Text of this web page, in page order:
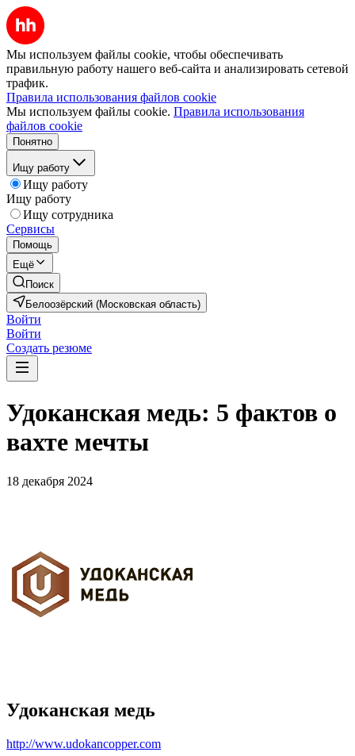
Мы используем файлы cookie, чтобы обеспечивать
правильную работу нашего веб-сайта и анализировать сетевой
трафик.
Правила использования файлов cookie
Мы используем файлы cookie. Правила использования
файлов cookie
Понятно
Ищу работу
Ищу работу
Ищу работу
Ищу сотрудника
Сервисы
Помощь
Ещё
Поиск
Белоозёрский (Московская область)
Войти
Войти
Создать резюме
Удоканская медь: 5 фактов о
вахте мечты
18 декабря 2024
Удоканская медь
http://www.udokancopper.com